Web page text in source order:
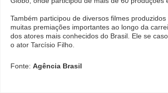
Também participou de diversos filmes
muitas premiações importantes ao longo da
dos atores mais conhecidos do Brasil. Ele se
o ator Tarcísio Filho.
Fonte: Agência Brasil